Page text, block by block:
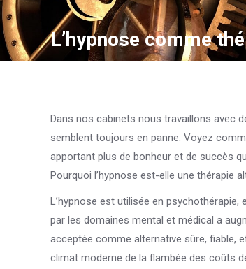
L’hypnose comme
Dans nos cabinets nous travaillons avec
semblent toujours en panne. Voyez
apportant plus de bonheur et de succès
Pourquoi l’hypnose est-elle une thérapie
L’hypnose est utilisée en
par les domaines mental et médical a
acceptée comme alternative sûre, fiable,
climat moderne de la flambée des coûts